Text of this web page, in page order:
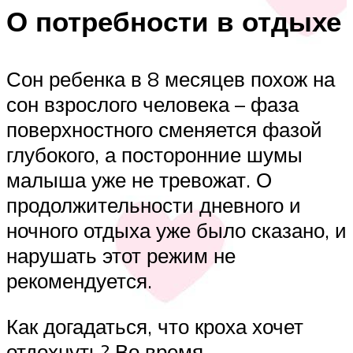
О потребности в отдыхе
Сон ребенка в 8 месяцев похож на
сон взрослого человека – фаза
поверхностного сменяется фазой
глубокого, а посторонние шумы
малыша уже не тревожат. О
продолжительности дневного и
ночного отдыха уже было сказано, и
нарушать этот режим не
рекомендуется.
Как догадаться, что кроха хочет